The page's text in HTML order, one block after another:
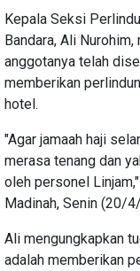
Kepala Seksi
Bandara, Ali
anggotanya telah
memberikan
hotel.
"Agar jamaah haji
merasa tenang dan
oleh personel
Madinah, Senin (20/
Ali mengungkapkan
adalah memberikan